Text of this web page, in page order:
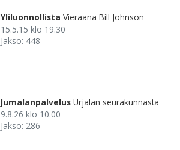
Yliluonnollista Vieraana Bill Johnson
15.5.15 klo 19.30
Jakso: 448
Jumalanpalvelus Urjalan seurakunnasta
9.8.26 klo 10.00
Jakso: 286